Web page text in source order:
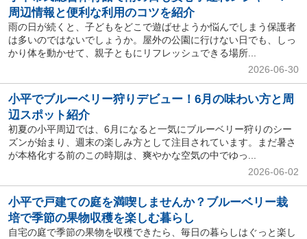
周辺情報と便利な利用のコツを紹介
雨の日が続くと、子どもをどこで遊ばせようか悩んでしまう保護者
は多いのではないでしょうか。屋外の公園に行けない日でも、しっ
かり体を動かせて、親子ともにリフレッシュできる場所...
2026-06-30
小平でブルーベリー狩りデビュー！6月の味わい方と周
辺スポット紹介
初夏の小平周辺では、6月になると一気にブルーベリー狩りのシー
ズンが始まり、週末の楽しみ方として注目されています。まだ暑さ
が本格化する前のこの時期は、爽やかな空気の中でゆっ...
2026-06-02
小平で戸建ての庭を満喫しませんか？ブルーベリー栽
培で季節の果物収穫を楽しむ暮らし
自宅の庭で季節の果物を収穫できたら、毎日の暮らしはぐっと楽し